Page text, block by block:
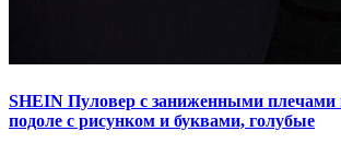
SHEIN Пуловер с заниженными плечами
подоле с рисунком и буквами, голубые